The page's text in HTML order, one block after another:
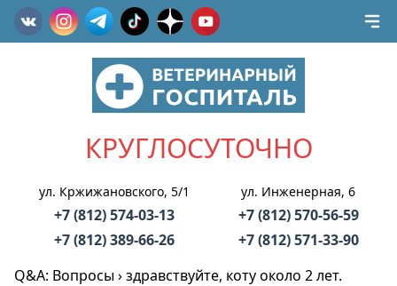
КРУГЛОСУТОЧНО
ул. Кржижановского, 5/1
+7 (812) 574-03-13
+7 (812) 389-66-26
ул. Инженерная, 6
+7 (812) 570-56-59
+7 (812) 571-33-90
Q&A: Вопросы›здравствуйте, коту около 2 лет.